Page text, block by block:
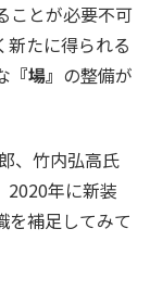
ことが必要不可
新たに得られる
『場』 の整備が
、竹内弘高氏
2020年に新装
を補足してみて